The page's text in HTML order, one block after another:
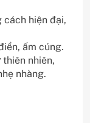
cách hiện đại,
ấm cúng.
nhiên,
nhàng.